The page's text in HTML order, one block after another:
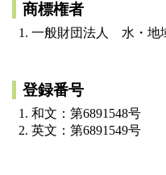
商標権者
一般財団法人 水・地
登録番号
和文：第6891548号
英文：第6891549号